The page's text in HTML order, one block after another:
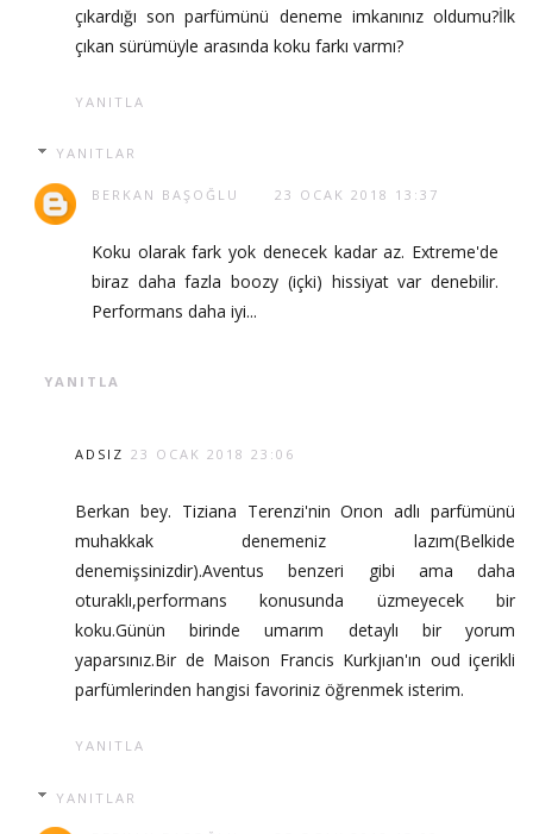
çıkardığı son parfümünü deneme imkanınız oldumu?İlk
çıkan sürümüyle arasında koku farkı varmı?
YANITLA
YANITLAR
BERKAN BAŞOĞLU 23 OCAK 2018 13:37
Koku olarak fark yok denecek kadar az. Extreme'de
biraz daha fazla boozy (içki) hissiyat var denebilir.
Performans daha iyi...
YANITLA
ADSIZ 23 OCAK 2018 23:06
Berkan bey. Tiziana Terenzi'nin Orıon adlı parfümünü
muhakkak denemeniz lazım(Belkide
denemişsinizdir).Aventus benzeri gibi ama daha
oturaklı,performans konusunda üzmeyecek bir
koku.Günün birinde umarım detaylı bir yorum
yaparsınız.Bir de Maison Francis Kurkjıan'ın oud içerikli
parfümlerinden hangisi favoriniz öğrenmek isterim.
YANITLA
YANITLAR